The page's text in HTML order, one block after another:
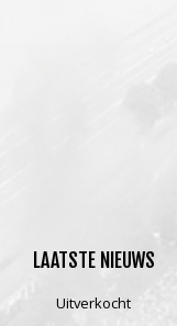
LAATSTE NIEUWS
Uitverkocht